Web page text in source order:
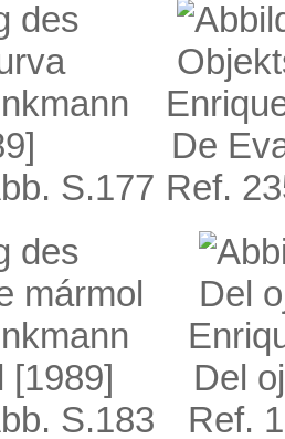
S.177
De
Ref.
[1989]
S.183
Del
Ref.